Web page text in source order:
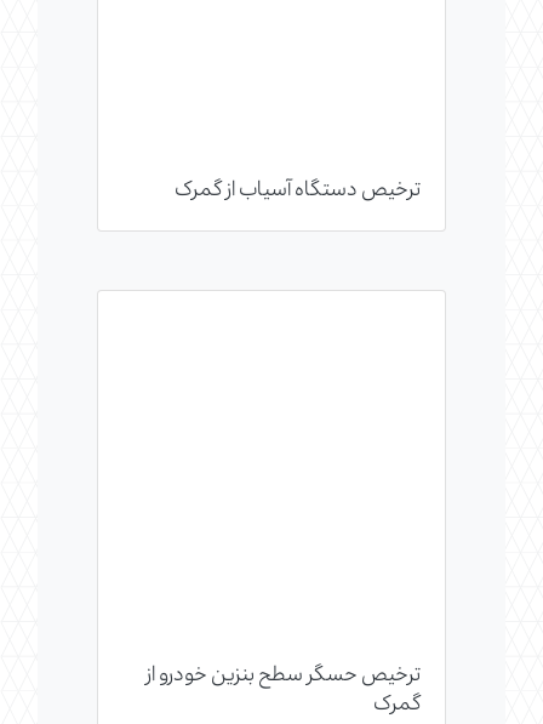
ترخیص دستگاه آسیاب از گمرک
ترخیص حسگر سطح بنزین خودرو از
گمرک